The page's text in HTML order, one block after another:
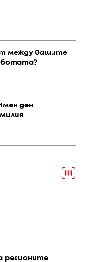
между вашите
ден
регионите